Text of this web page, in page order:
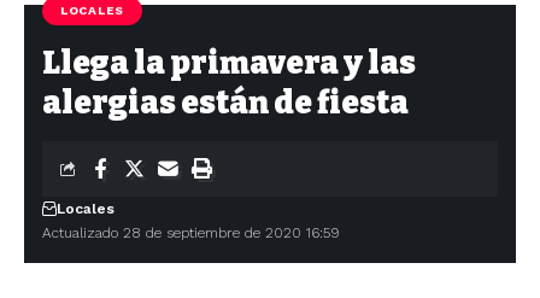
LOCALES
Llega la primavera y las
alergias están de fiesta
Actualizado 28 de septiembre de 2020 16:59
Locales